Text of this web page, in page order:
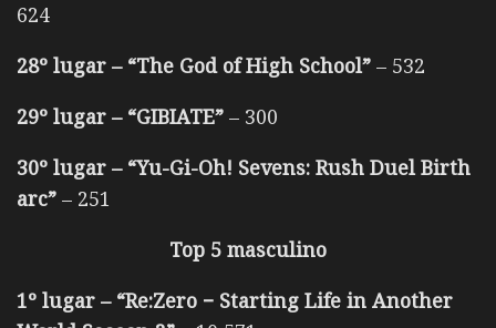
624
28º lugar – “The God of High School” – 532
29º lugar – “GIBIATE” – 300
30º lugar – “Yu-Gi-Oh! Sevens: Rush Duel Birth
arc” – 251
Top 5 masculino
1º lugar – “Re:Zero − Starting Life in Another